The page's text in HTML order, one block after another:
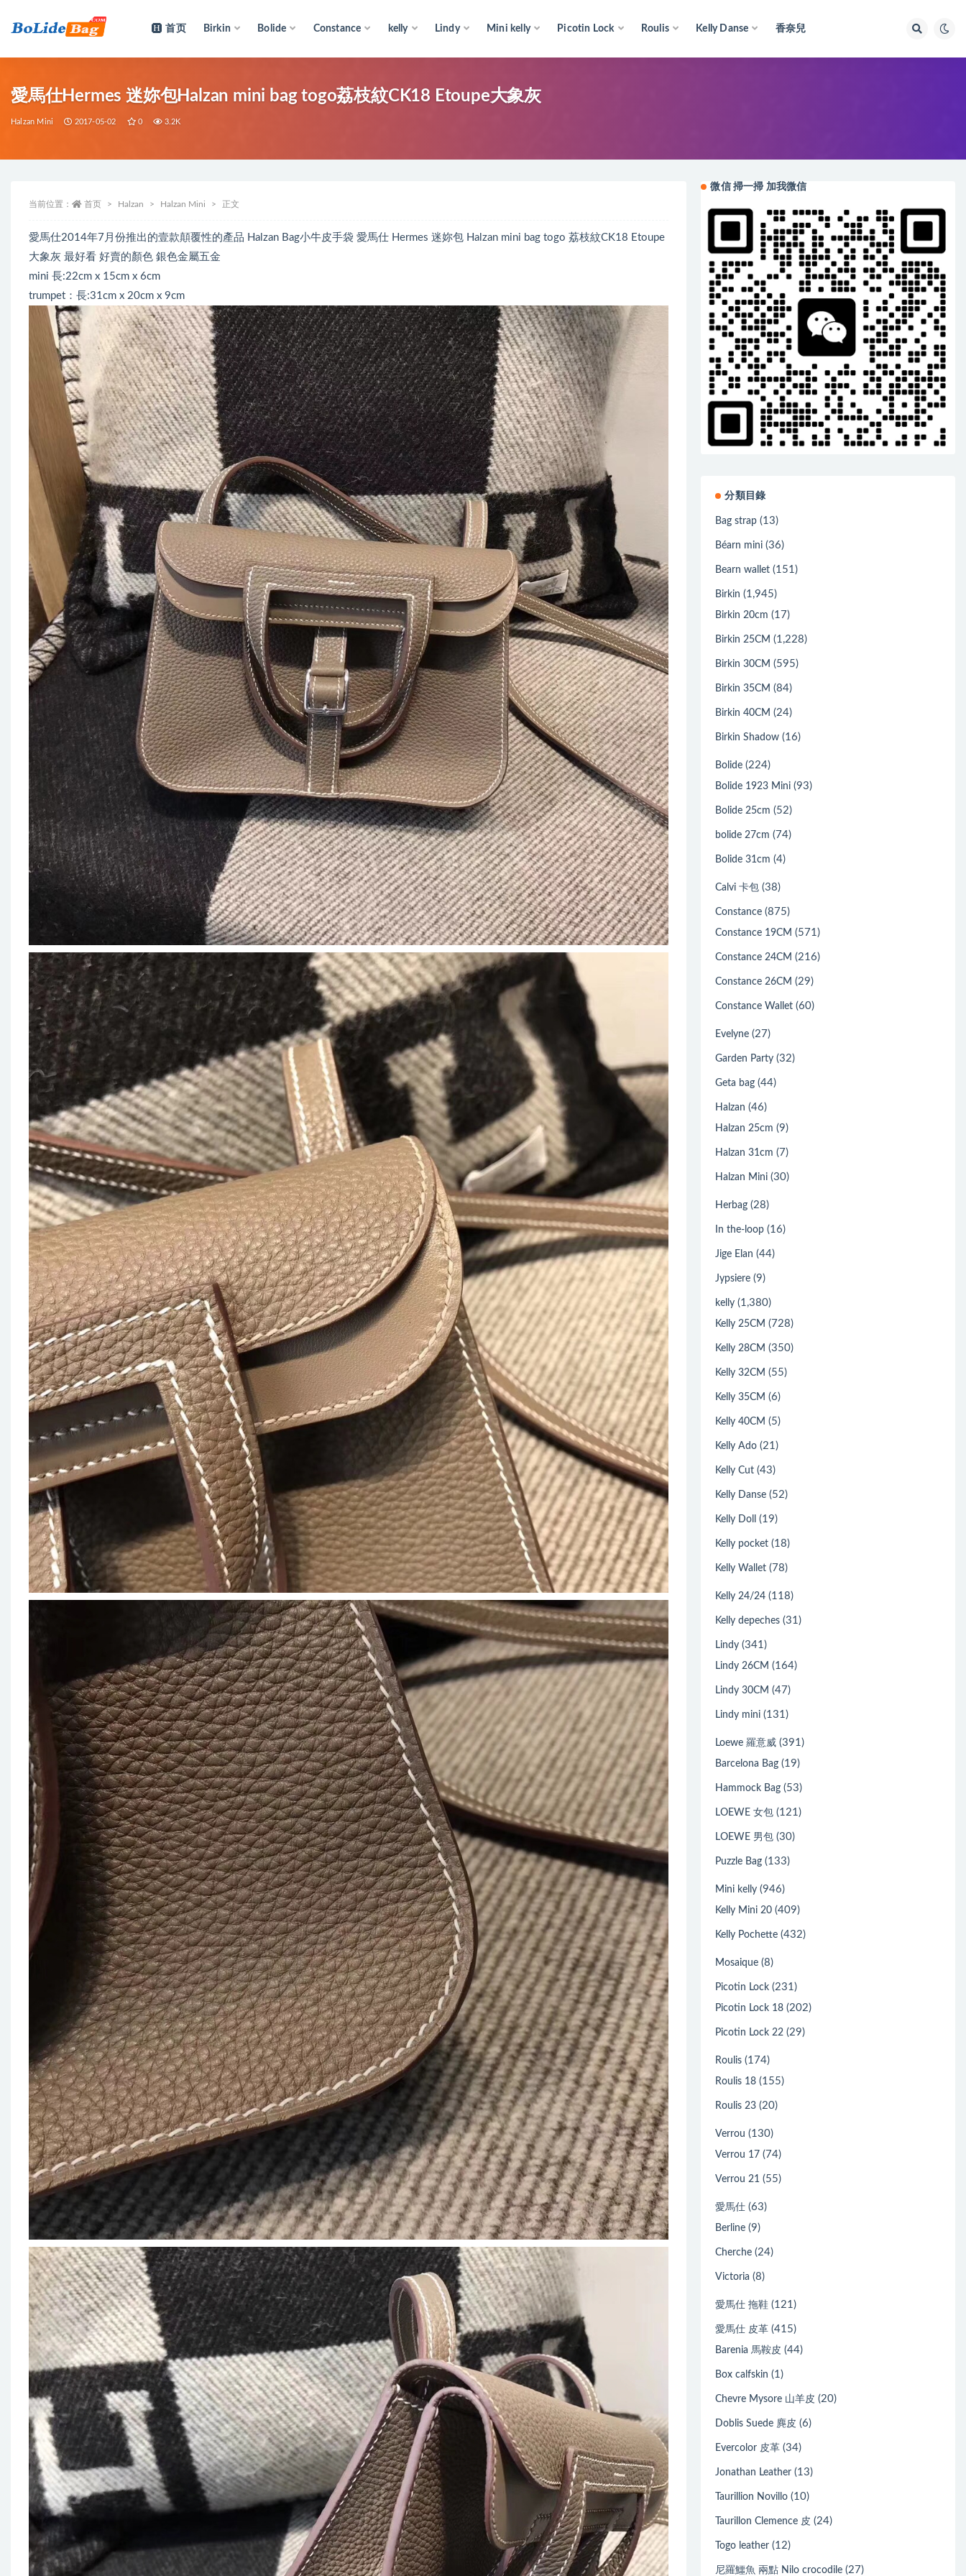
首页 Birkin Bolide Constance kelly Lindy Mini kelly Picotin Lock Roulis Kelly Danse 香奈兒
愛馬仕Hermes 迷妳包Halzan mini bag togo荔枝紋CK18 Etoupe大象灰
Halzan Mini 2017-05-02 0 3.2K
当前位置： 首页 Halzan Halzan Mini 正文
愛馬仕2014年7月份推出的壹款顛覆性的產品 Halzan Bag小牛皮手袋 愛馬仕 Hermes 迷妳包 Halzan mini bag togo 荔枝紋CK18 Etoupe
大象灰 最好看 好賣的顏色 銀色金屬五金
mini 長:22cm x 15cm x 6cm
trumpet：長:31cm x 20cm x 9cm
微信 掃一掃 加我微信
分類目錄
Bag strap (13)
Béarn mini (36)
Bearn wallet (151)
Birkin (1,945)
Birkin 20cm (17)
Birkin 25CM (1,228)
Birkin 30CM (595)
Birkin 35CM (84)
Birkin 40CM (24)
Birkin Shadow (16)
Bolide (224)
Bolide 1923 Mini (93)
Bolide 25cm (52)
bolide 27cm (74)
Bolide 31cm (4)
Calvi 卡包 (38)
Constance (875)
Constance 19CM (571)
Constance 24CM (216)
Constance 26CM (29)
Constance Wallet (60)
Evelyne (27)
Garden Party (32)
Geta bag (44)
Halzan (46)
Halzan 25cm (9)
Halzan 31cm (7)
Halzan Mini (30)
Herbag (28)
In the-loop (16)
Jige Elan (44)
Jypsiere (9)
kelly (1,380)
Kelly 25CM (728)
Kelly 28CM (350)
Kelly 32CM (55)
Kelly 35CM (6)
Kelly 40CM (5)
Kelly Ado (21)
Kelly Cut (43)
Kelly Danse (52)
Kelly Doll (19)
Kelly pocket (18)
Kelly Wallet (78)
Kelly 24/24 (118)
Kelly depeches (31)
Lindy (341)
Lindy 26CM (164)
Lindy 30CM (47)
Lindy mini (131)
Loewe 羅意威 (391)
Barcelona Bag (19)
Hammock Bag (53)
LOEWE 女包 (121)
LOEWE 男包 (30)
Puzzle Bag (133)
Mini kelly (946)
Kelly Mini 20 (409)
Kelly Pochette (432)
Mosaique (8)
Picotin Lock (231)
Picotin Lock 18 (202)
Picotin Lock 22 (29)
Roulis (174)
Roulis 18 (155)
Roulis 23 (20)
Verrou (130)
Verrou 17 (74)
Verrou 21 (55)
愛馬仕 (63)
Berline (9)
Cherche (24)
Victoria (8)
愛馬仕 拖鞋 (121)
愛馬仕 皮革 (415)
Barenia 馬鞍皮 (44)
Box calfskin (1)
Chevre Mysore 山羊皮 (20)
Doblis Suede 麂皮 (6)
Evercolor 皮革 (34)
Jonathan Leather (13)
Taurillion Novillo (10)
Taurillon Clemence 皮 (24)
Togo leather (12)
尼羅鱷魚 兩點 Nilo crocodile (27)